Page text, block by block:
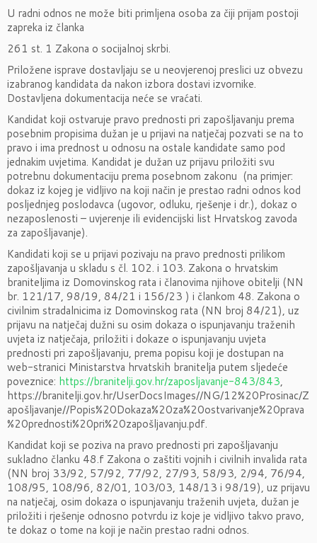
U radni odnos ne može biti primljena osoba za čiji prijam postoji
zapreka iz članka
261 st. 1 Zakona o socijalnoj skrbi.
Priložene isprave dostavljaju se u neovjerenoj preslici uz obvezu
izabranog kandidata da nakon izbora dostavi izvornike.
Dostavljena dokumentacija neće se vraćati.
Kandidat koji ostvaruje pravo prednosti pri zapošljavanju prema
posebnim propisima dužan je u prijavi na natječaj pozvati se na to
pravo i ima prednost u odnosu na ostale kandidate samo pod
jednakim uvjetima. Kandidat je dužan uz prijavu priložiti svu
potrebnu dokumentaciju prema posebnom zakonu (na primjer:
dokaz iz kojeg je vidljivo na koji način je prestao radni odnos kod
posljednjeg poslodavca (ugovor, odluku, rješenje i dr.), dokaz o
nezaposlenosti – uvjerenje ili evidencijski list Hrvatskog zavoda
za zapošljavanje).
Kandidati koji se u prijavi pozivaju na pravo prednosti prilikom
zapošljavanja u skladu s čl. 102. i 103. Zakona o hrvatskim
braniteljima iz Domovinskog rata i članovima njihove obitelji (NN
br. 121/17, 98/19, 84/21 i 156/23 ) i člankom 48. Zakona o
civilnim stradalnicima iz Domovinskog rata (NN broj 84/21), uz
prijavu na natječaj dužni su osim dokaza o ispunjavanju traženih
uvjeta iz natječaja, priložiti i dokaze o ispunjavanju uvjeta
prednosti pri zapošljavanju, prema popisu koji je dostupan na
web-stranici Ministarstva hrvatskih branitelja putem sljedeće
poveznice: https://branitelji.gov.hr/zaposljavanje-843/843,
https://branitelji.gov.hr/UserDocsImages//NG/12%20Prosinac/Z
apošljavanje//Popis%20Dokaza%20za%20ostvarivanje%20prava
%20prednosti%20pri%20zapošljavanju.pdf.
Kandidat koji se poziva na pravo prednosti pri zapošljavanju
sukladno članku 48.f Zakona o zaštiti vojnih i civilnih invalida rata
(NN broj 33/92, 57/92, 77/92, 27/93, 58/93, 2/94, 76/94,
108/95, 108/96, 82/01, 103/03, 148/13 i 98/19), uz prijavu
na natječaj, osim dokaza o ispunjavanju traženih uvjeta, dužan je
priložiti i rješenje odnosno potvrdu iz koje je vidljivo takvo pravo,
te dokaz o tome na koji je način prestao radni odnos.